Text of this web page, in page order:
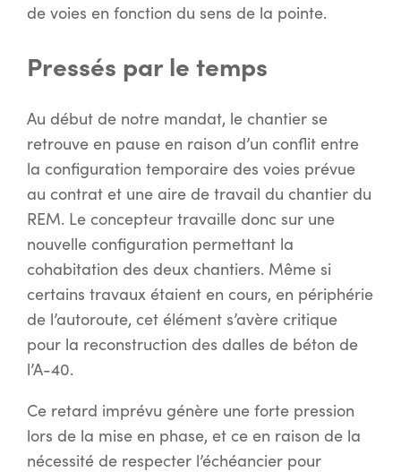
de voies en fonction du sens de la pointe.
Pressés par le temps
Au début de notre mandat, le chantier se
retrouve en pause en raison d’un conflit entre
la configuration temporaire des voies prévue
au contrat et une aire de travail du chantier du
REM. Le concepteur travaille donc sur une
nouvelle configuration permettant la
cohabitation des deux chantiers. Même si
certains travaux étaient en cours, en périphérie
de l’autoroute, cet élément s’avère critique
pour la reconstruction des dalles de béton de
l’A-40.
Ce retard imprévu génère une forte pression
lors de la mise en phase, et ce en raison de la
nécessité de respecter l’échéancier pour